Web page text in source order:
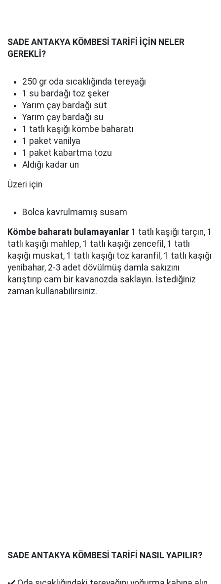
SADE ANTAKYA KÖMBESİ TARİFİ İÇİN NELER
GEREKLİ?
250 gr oda sıcaklığında tereyağı
1 su bardağı toz şeker
Yarım çay bardağı süt
Yarım çay bardağı su
1 tatlı kaşığı kömbe baharatı
1 paket vanilya
1 paket kabartma tozu
Aldığı kadar un
Üzeri için
Bolca kavrulmamış susam
Kömbe baharatı bulamayanlar 1 tatlı kaşığı tarçın, 1
tatlı kaşığı mahlep, 1 tatlı kaşığı zencefil, 1 tatlı
kaşığı muskat, 1 tatlı kaşığı toz karanfil, 1 tatlı kaşığı
yenibahar, 2-3 adet dövülmüş damla sakızını
karıştırıp cam bir kavanozda saklayın. İstediğiniz
zaman kullanabilirsiniz.
SADE ANTAKYA KÖMBESİ TARİFİ NASIL YAPILIR?